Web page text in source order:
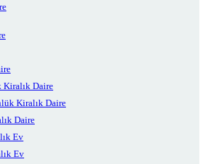
Kiralık Daire
Kiralık Daire
Daire
Ev
Ev